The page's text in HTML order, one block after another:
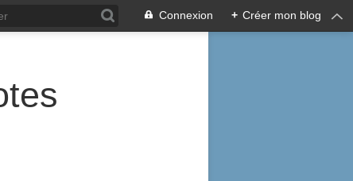
Connexion + Créer mon blog